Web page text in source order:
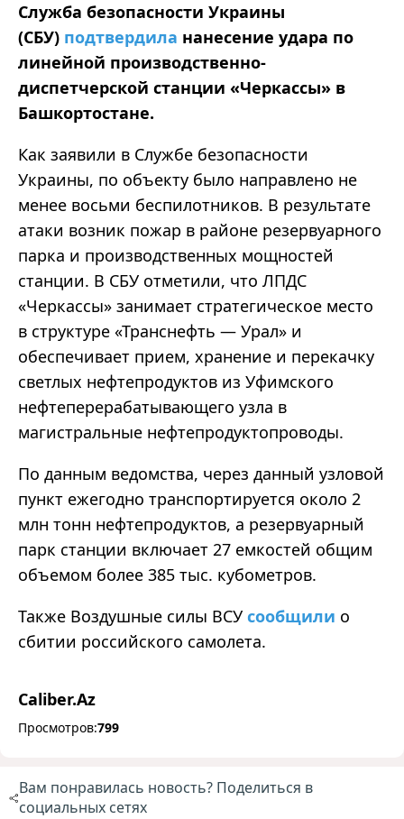
Служба безопасности Украины
(СБУ) подтвердила нанесение удара по
линейной производственно-
диспетчерской станции «Черкассы» в
Башкортостане.
Как заявили в Службе безопасности
Украины, по объекту было направлено не
менее восьми беспилотников. В результате
атаки возник пожар в районе резервуарного
парка и производственных мощностей
станции. В СБУ отметили, что ЛПДС
«Черкассы» занимает стратегическое место
в структуре «Транснефть — Урал» и
обеспечивает прием, хранение и перекачку
светлых нефтепродуктов из Уфимского
нефтеперерабатывающего узла в
магистральные нефтепродуктопроводы.
По данным ведомства, через данный узловой
пункт ежегодно транспортируется около 2
млн тонн нефтепродуктов, а резервуарный
парк станции включает 27 емкостей общим
объемом более 385 тыс. кубометров.
Также Воздушные силы ВСУ сообщили о
сбитии российского самолета.
Caliber.Az
Просмотров:799
Вам понравилась новость? Поделиться в
социальных сетях